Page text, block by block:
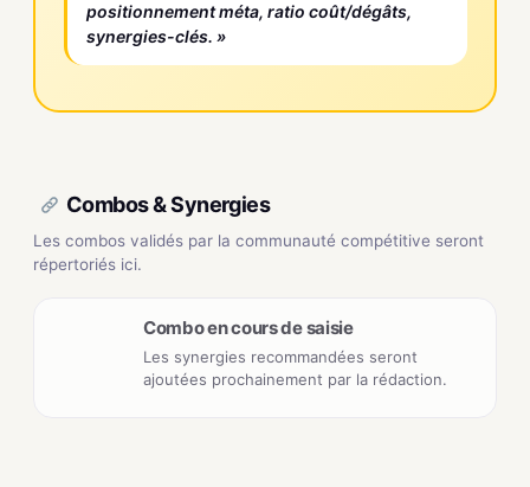
positionnement méta, ratio coût/dégâts,
synergies-clés. »
Combos & Synergies
Les combos validés par la communauté compétitive seront
répertoriés ici.
Combo en cours de saisie
Les synergies recommandées seront
ajoutées prochainement par la rédaction.